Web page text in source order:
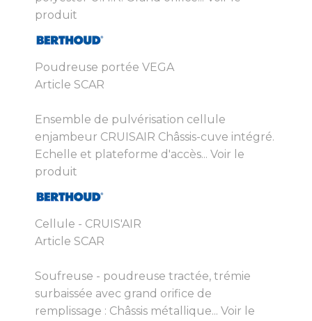
produit
Poudreuse portée VEGA
Article SCAR
Ensemble de pulvérisation cellule
enjambeur CRUISAIR Châssis-cuve intégré.
Echelle et plateforme d'accès... Voir le
produit
Cellule - CRUIS'AIR
Article SCAR
Soufreuse - poudreuse tractée, trémie
surbaissée avec grand orifice de
remplissage : Châssis métallique... Voir le